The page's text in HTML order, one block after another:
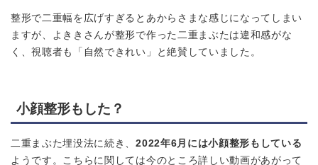
整形で二重幅を広げすぎるとあからさまな感じになってしまい
ますが、よききさんが整形で作った二重まぶたは違和感がな
く、視聴者も「自然できれい」と絶賛していました。
小顔整形もした？
二重まぶた埋没法に続き、2022年6月には小顔整形もしている
ようです。こちらに関しては今のところ詳しい動画があがって